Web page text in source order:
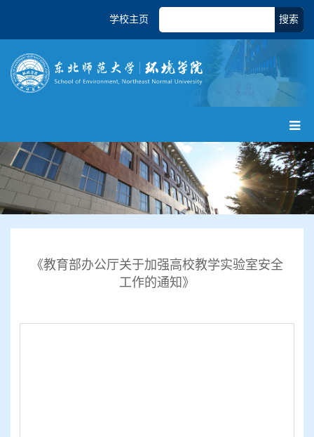
搜索
学校主页
《教育部办公厅关于加强高校教学实验室安全
工作的通知》